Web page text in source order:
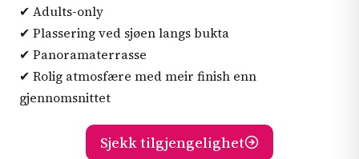
✔ Adults-only
✔ Plassering ved sjøen langs bukta
✔ Panoramaterrasse
✔ Rolig atmosfære med meir finish enn
gjennomsnittet
Sjekk tilgjengelighet